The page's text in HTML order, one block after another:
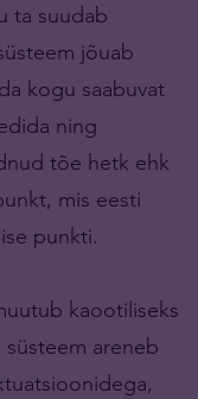
ta suudab
jõuab
kogu saabuvat
ning
tõe hetk ehk
mis eesti
punkti.
kaootiliseks
süsteem areneb